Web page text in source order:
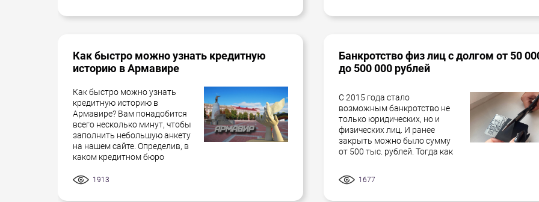
Как быстро можно узнать кредитную
историю в Армавире
Как быстро можно узнать
кредитную историю в
Армавире? Вам понадобится
всего несколько минут, чтобы
заполнить небольшую анкету
на нашем сайте. Определив, в
каком кредитном бюро
1913
Банкротство физ лиц с долгом от 50
до 500 000 рублей
С 2015 года стало
возможным банкротство не
только юридических, но и
физических лиц. И ранее
закрыть можно было сумму
от 500 тыс. рублей. Тогда как
1677